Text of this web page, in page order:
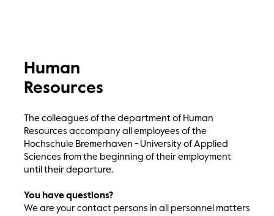
Human
Resources
The colleagues of the department of Human
Resources accompany all employees of the
Hochschule Bremerhaven - University of Applied
Sciences from the beginning of their employment
until their departure.
You have questions?
We are your contact persons in all personnel matters